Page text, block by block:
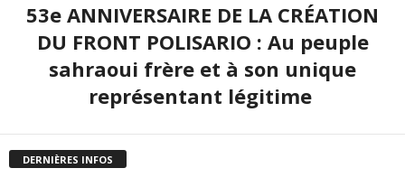
53e ANNIVERSAIRE DE LA CRÉATION
DU FRONT POLISARIO : Au peuple
sahraoui frère et à son unique
représentant légitime
DERNIÈRES INFOS